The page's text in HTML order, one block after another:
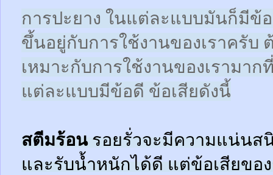
การปะยาง ในแต่ละแบบมันก็มีข้
ขึ้นอยู่กับการใช้งานของเราครับ
เหมาะกับการใช้งานของเรามา
แต่ละแบบมีข้อดี ข้อเสียดังนี้
สตีมร้อนรอยรั่วจะมีความแน่นส
และรับน้ำหนักได้ดี แต่ข้อเสียขอ